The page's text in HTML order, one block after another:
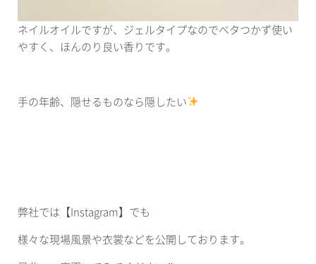
ネイルオイルですが、ジェルタイプなのでベタつかず使い
やすく、ほんのり良い香りです。
手の年齢、隠せるものなら隠したい
弊社では【Instagram】でも
様々な現場風景や衣裳などを公開しております。